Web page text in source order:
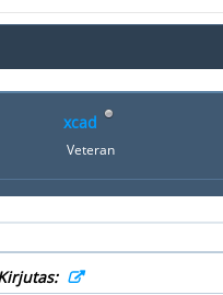
xcad
Veteran